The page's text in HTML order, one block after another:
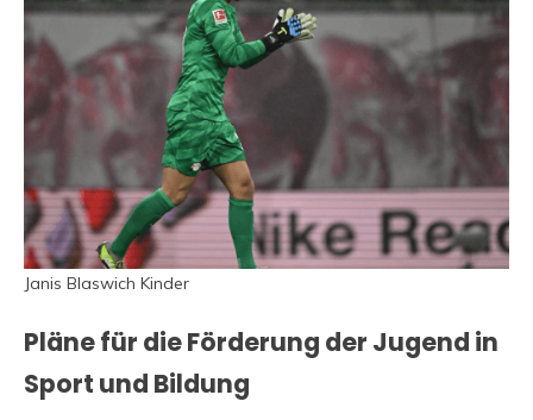
Janis Blaswich Kinder
Pläne für die Förderung der Jugend in
Sport und Bildung